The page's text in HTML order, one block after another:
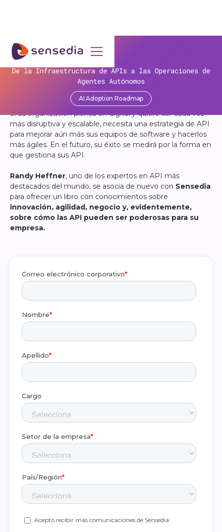
La eficiencia no paga las cuentas: la paradoja de
la IA en las organizaciones!
Obtener contenido
De la Infraestructura de APIs a las Operaciones de
Agentes Autónomos
AI Adoption Roadmap
API TRENDS 2023
Beyond the Trend: Pronóstico
del futuro de las API en 2023
Si su organización piensa en digital y quiere ser cada vez
más disruptiva y escalable, necesita una estrategia de API
para mejorar aún más sus equipos de software y hacerlos
más ágiles. En el futuro, su éxito se medirá por la forma en
que gestiona sus API.
Randy Heffner, uno de los expertos en API más
destacados del mundo, se asocia de nuevo con Sensedia
para ofrecer un libro con conocimientos sobre
innovación, agilidad, negocio y, evidentemente,
sobre cómo las API pueden ser poderosas para su
empresa.